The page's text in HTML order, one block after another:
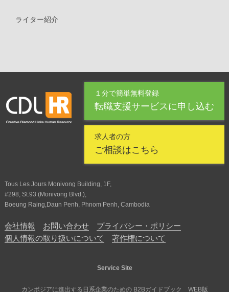
ライター紹介
１分で簡単無料登録
転職支援サービスに申し込む
求人者の方
ご相談はこちら
Tous Les Jours Monivong Building, 1F,
#298, St.93 (Monivong Blvd.),
Boeung Raing,Daun Penh, Phnom Penh, Cambodia
会社情報 お問い合わせ
プライバシー・ポリシー
個人情報の取り扱いについて
著作権について
Service Site
カンボジアに進出する日系企業のための B2Bガイドブック WEB版